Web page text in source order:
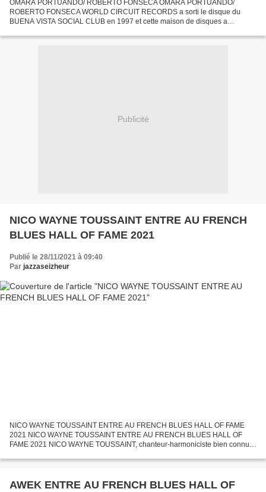
OMARA PORTUANDO/ ROBERTO FONSECA OMARA PORTUANDO/
ROBERTO FONSECA WORLD CIRCUIT RECORDS a sorti le disque du
BUENA VISTA SOCIAL CLUB en 1997 et cette maison de disques a
monde entier....
Publicité
NICO WAYNE TOUSSAINT ENTRE AU FRENCH
BLUES HALL OF FAME 2021
Publié le 28/11/2021 à 09:40
Par jazzaseizheur
NICO WAYNE TOUSSAINT ENTRE AU FRENCH BLUES HALL OF FAME
2021 NICO WAYNE TOUSSAINT ENTRE AU FRENCH BLUES HALL OF
FAME 2021 NICO WAYNE TOUSSAINT, chanteur-harmoniciste bien connu
AWEK ENTRE AU FRENCH BLUES HALL OF